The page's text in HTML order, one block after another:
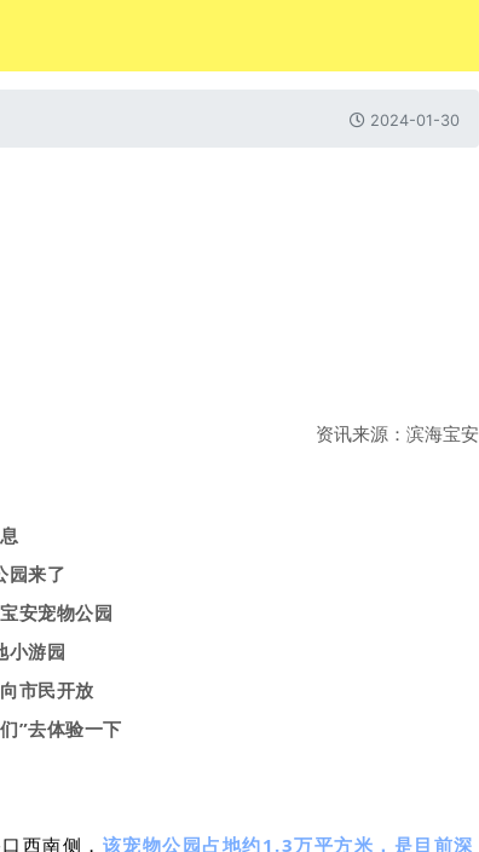
2024-01-30
资讯来源：滨海宝安
园来了
安宠物公园
小游园
市民开放
”去体验一下
西南侧， 该宠物公园占地约1.3万平方米，是目前深